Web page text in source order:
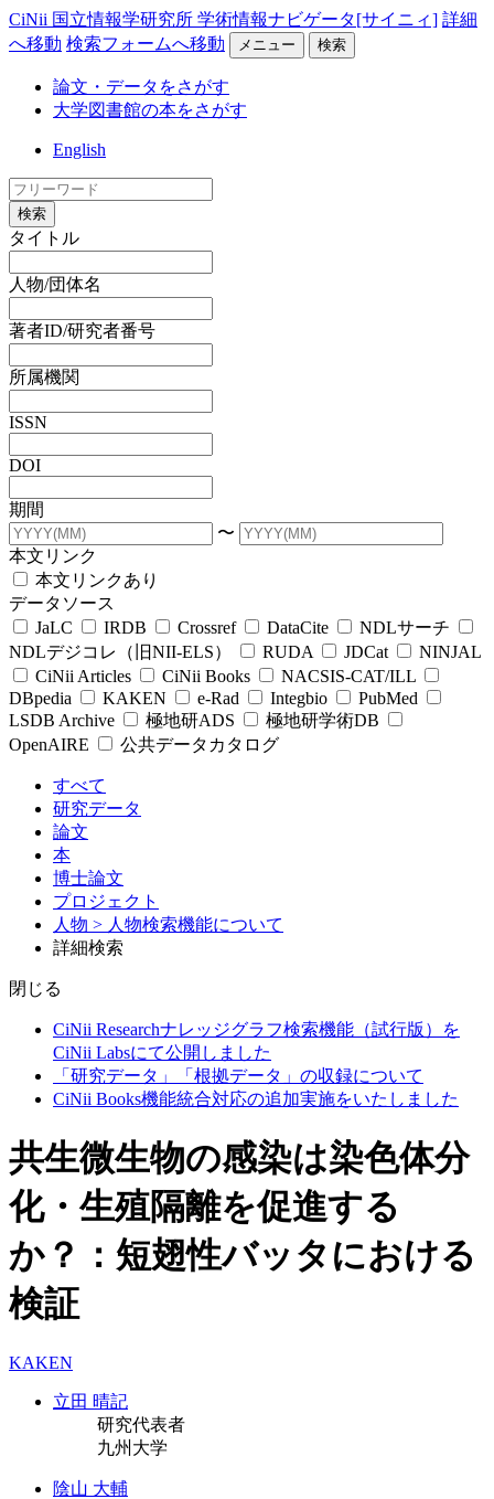
CiNii 国立情報学研究所 学術情報ナビゲータ[サイニィ] 詳細
へ移動 検索フォームへ移動 メニュー 検索
論文・データをさがす
大学図書館の本をさがす
English
検索
タイトル
人物/団体名
著者ID/研究者番号
所属機関
ISSN
DOI
期間
〜
本文リンク
本文リンクあり
データソース
JaLC
IRDB Crossref DataCite
NDLサーチ
NDLデジコレ（旧NII-ELS）
RUDA JDCat
NINJAL
CiNii Articles
CiNii Books
NACSIS-CAT/ILL
DBpedia
KAKEN e-Rad Integbio
PubMed
LSDB Archive
極地研ADS
極地研学術DB
OpenAIRE
公共データカタログ
すべて
研究データ
論文
本
博士論文
プロジェクト
人物 > 人物検索機能について
詳細検索
閉じる
CiNii Researchナレッジグラフ検索機能（試行版）を
CiNii Labsにて公開しました
「研究データ」「根拠データ」の収録について
CiNii Books機能統合対応の追加実施をいたしました
共生微生物の感染は染色体分
化・生殖隔離を促進する
か？：短翅性バッタにおける
検証
KAKEN
立田 晴記
研究代表者
九州大学
陰山 大輔